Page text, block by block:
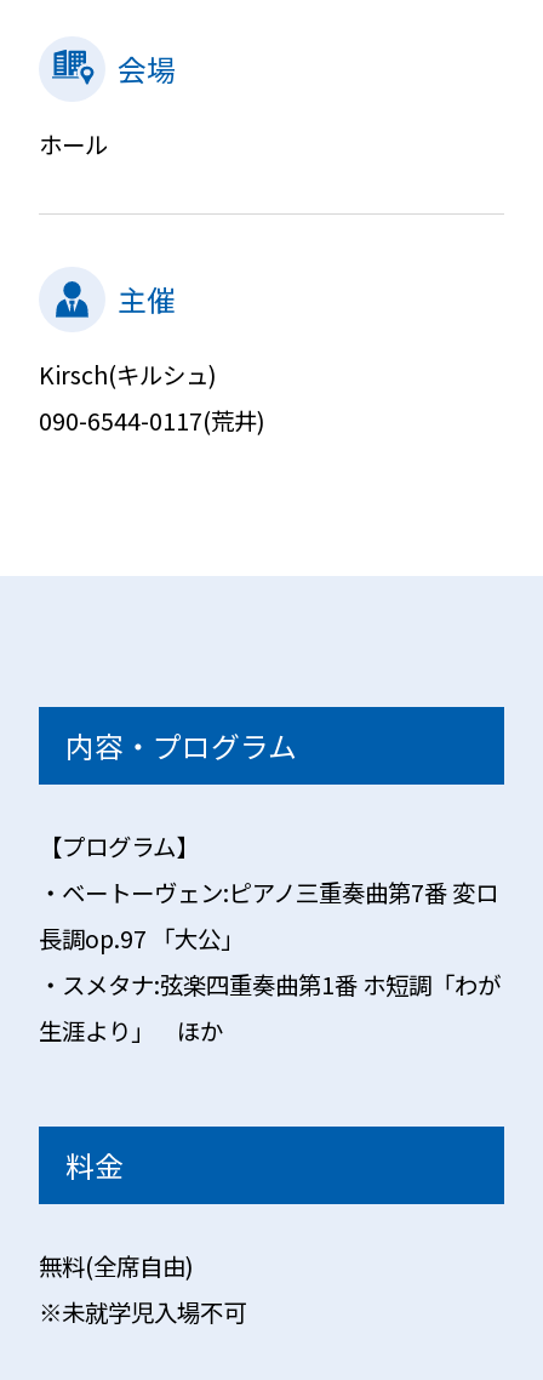
会場
ホール
主催
Kirsch(キルシュ)
090-6544-0117(荒井)
内容・プログラム
【プログラム】
・ベートーヴェン:ピアノ三重奏曲第7番 変ロ
長調op.97 「大公」
・スメタナ:弦楽四重奏曲第1番 ホ短調「わが
生涯より」 ほか
料金
無料(全席自由)
※未就学児入場不可